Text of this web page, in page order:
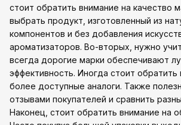
стоит обратить внимание на качество
выбрать продукт, изготовленный из
компонентов и без добавления
ароматизаторов. Во-вторых, нужно
всегда дорогие марки обеспечивают
эффективность. Иногда стоит обратить
более доступные аналоги. Также
отзывами покупателей и сравнить
Наконец, стоит обратить внимание на